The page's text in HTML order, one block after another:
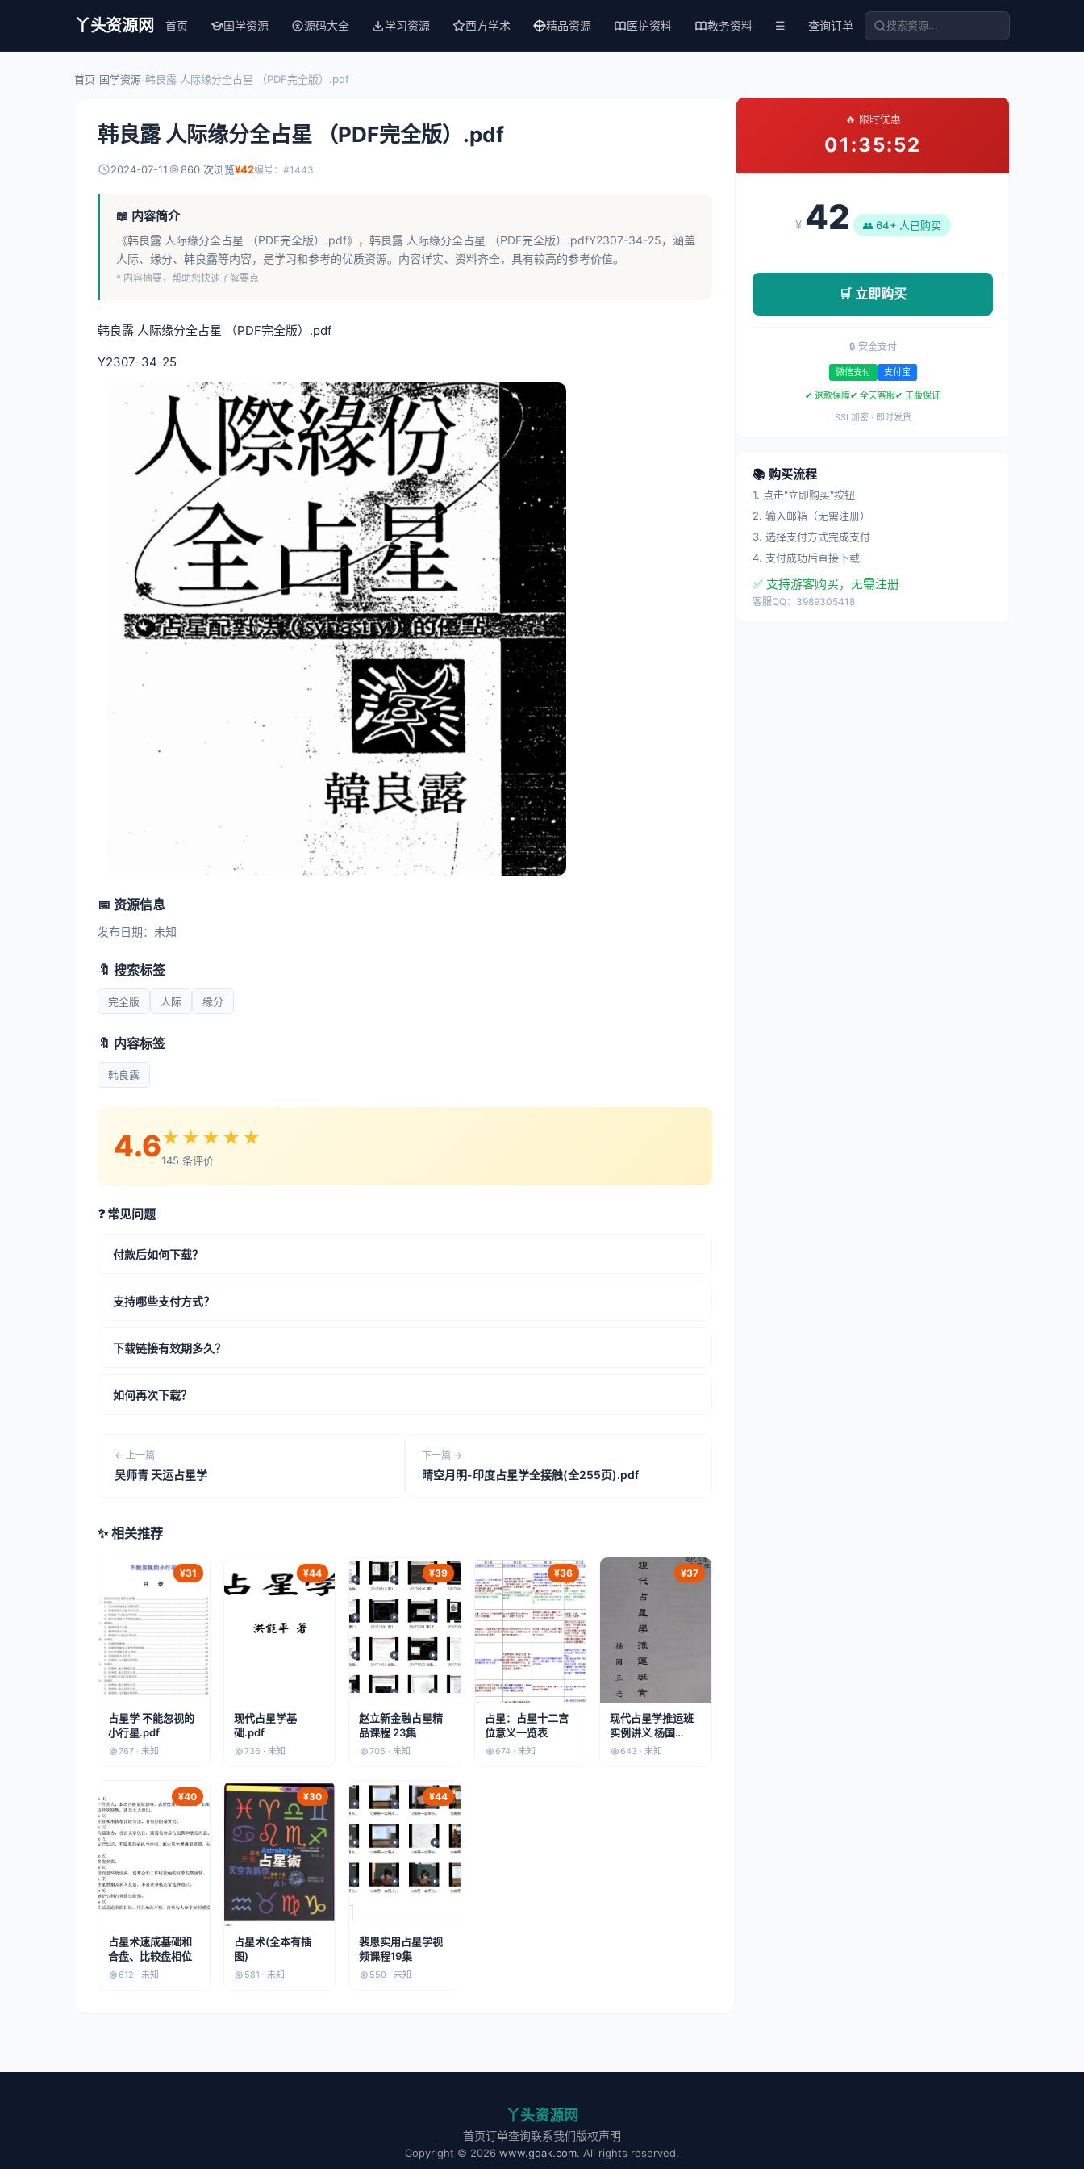
丫头资源网 首页 国学资源 源码大全 学习资源 西方学术 精品资源 医护资料 教务资料 ☰ 查询订单
首页 国学资源 韩良露 人际缘分全占星 （PDF完全版）.pdf
韩良露 人际缘分全占星 （PDF完全版）.pdf
2024-07-11 860 次浏览¥42编号：#1443
📖 内容简介
《韩良露 人际缘分全占星 （PDF完全版）.pdf》，韩良露 人际缘分全占星 （PDF完全版）.pdfY2307-34-25，涵盖
人际、缘分、韩良露等内容，是学习和参考的优质资源。内容详实、资料齐全，具有较高的参考价值。
* 内容摘要，帮助您快速了解要点
韩良露 人际缘分全占星 （PDF完全版）.pdf
Y2307-34-25
📅 资源信息
发布日期：未知
🔖 搜索标签
完全版 人际 缘分
🔖 内容标签
韩良露
4.6★★★★★
145 条评价
❓ 常见问题
付款后如何下载？
支持哪些支付方式？
下载链接有效期多久？
如何再次下载？
← 上一篇
吴师青 天运占星学
下一篇 →
晴空月明-印度占星学全接触(全255页).pdf
✨ 相关推荐
¥31
占星学 不能忽视的
小行星.pdf
767 · 未知
¥44
现代占星学基
础.pdf
736 · 未知
¥39
赵立新金融占星精
品课程 23集
705 · 未知
¥36
占星：占星十二宫
位意义一览表
674 · 未知
¥37
现代占星学推运班
实例讲义 杨国
正.pdf
643 · 未知
¥40
占星术速成基础和
合盘、比较盘相位
612 · 未知
¥30
占星术(全本有插
图)
581 · 未知
¥44
裴恩实用占星学视
频课程19集
550 · 未知
🔥 限时优惠
01:35:52
¥ 42 👥 64+ 人已购买
🛒 立即购买
🔒 安全支付
微信支付 支付宝
✔ 退款保障✔ 全天客服✔ 正版保证
SSL加密 · 即时发货
📚 购买流程
1. 点击"立即购买"按钮
2. 输入邮箱（无需注册）
3. 选择支付方式完成支付
4. 支付成功后直接下载
✅ 支持游客购买，无需注册
客服QQ：3989305418
丫头资源网
首页订单查询联系我们版权声明
Copyright © 2026 www.gqak.com. All rights reserved.